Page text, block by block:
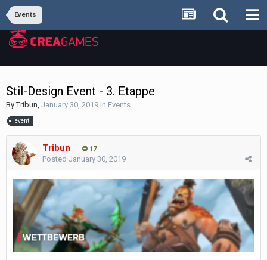
Events
Stil-Design Event - 3. Etappe
ByTribun, January 30, 2019 in Events
event
Tribun 17
Posted January 30, 2019